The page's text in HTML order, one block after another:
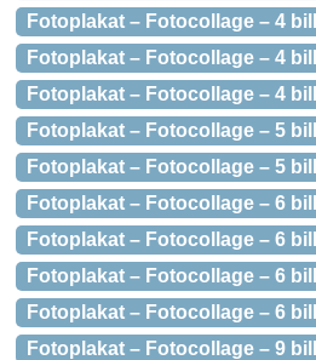
Fotoplakat – Fotocollage – 4
Fotoplakat – Fotocollage – 4
Fotoplakat – Fotocollage – 4
Fotoplakat – Fotocollage – 5
Fotoplakat – Fotocollage – 5
Fotoplakat – Fotocollage – 6
Fotoplakat – Fotocollage – 6
Fotoplakat – Fotocollage – 6
Fotoplakat – Fotocollage – 6
Fotoplakat – Fotocollage – 9